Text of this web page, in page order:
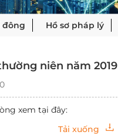
đông Hồ sơ pháp lý
niên năm 2019
xem tại đây:
Tải xuống